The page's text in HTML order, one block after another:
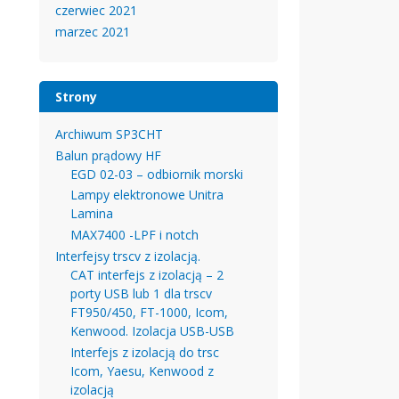
czerwiec 2021
marzec 2021
Strony
Archiwum SP3CHT
Balun prądowy HF
EGD 02-03 – odbiornik morski
Lampy elektronowe Unitra
Lamina
MAX7400 -LPF i notch
Interfejsy trscv z izolacją.
CAT interfejs z izolacją – 2
porty USB lub 1 dla trscv
FT950/450, FT-1000, Icom,
Kenwood. Izolacja USB-USB
Interfejs z izolacją do trsc
Icom, Yaesu, Kenwood z
izolacją